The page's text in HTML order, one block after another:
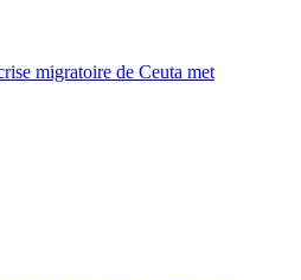
migratoire de Ceuta met